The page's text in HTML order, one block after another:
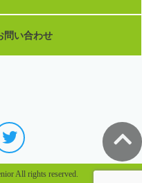
問い合わせ
All rights reserved.